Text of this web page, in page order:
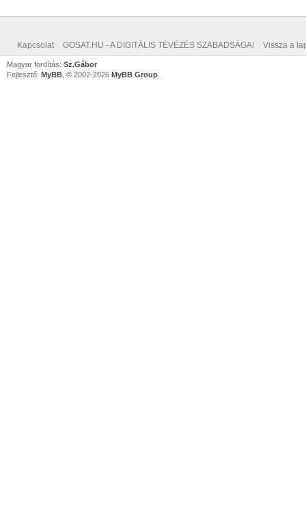
Kapcsolat GOSAT.HU - A DIGITÁLIS TÉVÉZÉS SZABADSÁGA! Vissza a
Magyar fordítás: Sz.Gábor
Fejlesztő: MyBB , © 2002-2026 MyBB Group